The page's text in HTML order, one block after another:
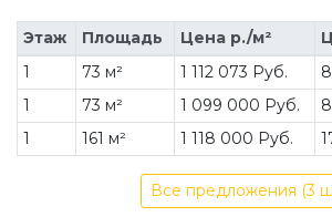
Этаж Площадь Цена р./м²
1
73 м² 1 112 073 Руб.
1
73 м² 1 099 000 Руб.
1
161 м² 1 118 000 Руб.
Все предложения (3